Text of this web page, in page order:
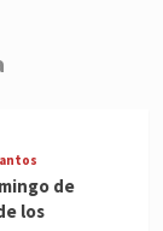
de
los